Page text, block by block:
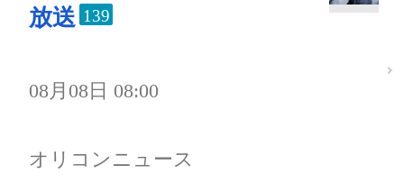
放送 139
08月08日 08:00
オリコンニュース